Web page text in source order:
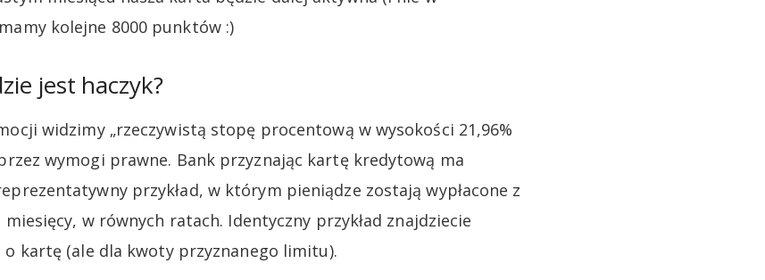
kolejne 8000 punktów :)
jest haczyk?
widzimy „rzeczywistą stopę procentową w wysokości 21,96%
wymogi prawne. Bank przyznając kartę kredytową ma
przykład, w którym pieniądze zostają wypłacone z
miesięcy, w równych ratach. Identyczny przykład znajdziecie
kartę (ale dla kwoty przyznanego limitu).